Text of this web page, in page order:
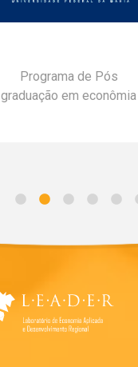
Programa de Pós
graduação em econômia